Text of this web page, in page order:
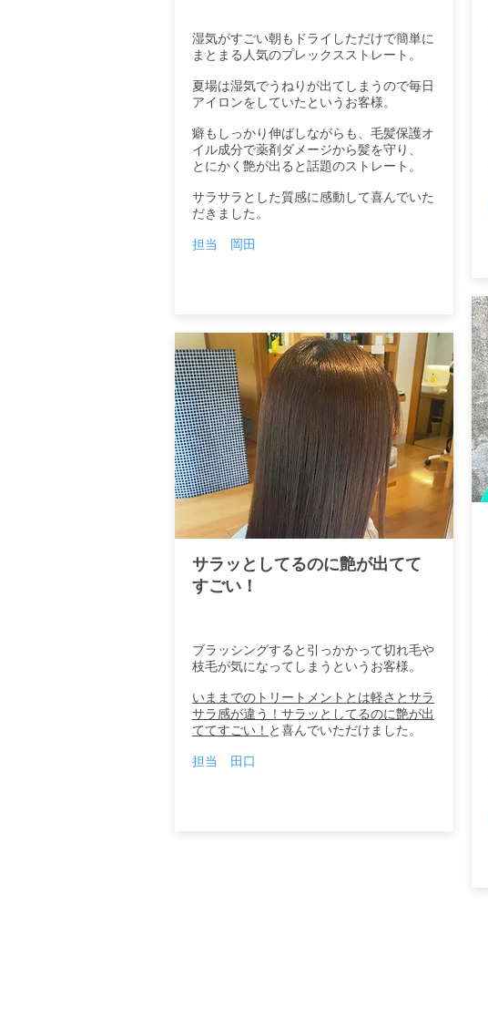
湿気がすごい朝もドライしただけで簡単に
まとまる人気のプレックスストレート。
夏場は湿気でうねりが出てしまうので毎日
アイロンをしていたというお客様。
癖もしっかり伸ばしながらも、毛髪保護オ
イル成分で薬剤ダメージから髪を守り、
とにかく艶が出ると話題のストレート。
サラサラとした質感に感動して喜んでいた
だきました。
担当 岡田
サラッとしてるのに艶が出てて
すごい！
ブラッシングすると引っかかって切れ毛や
枝毛が気になってしまうというお客様。
いままでのトリートメントとは軽さとサラ
サラ感が違う！サラッとしてるのに艶が出
ててすごい！ と喜んでいただけました。
担当 田口